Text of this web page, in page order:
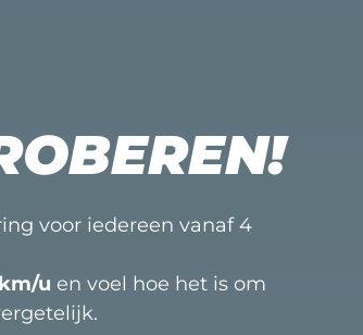
voor iedereen vanaf 4
u en voel hoe het is om